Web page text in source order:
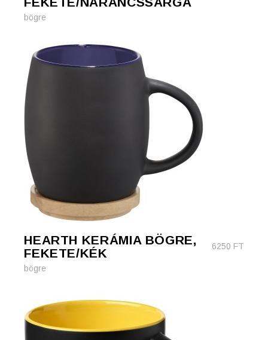
bögre
HEARTH KERÁMIA BÖGRE,
FEKETE/KÉK
6250 FT
bögre